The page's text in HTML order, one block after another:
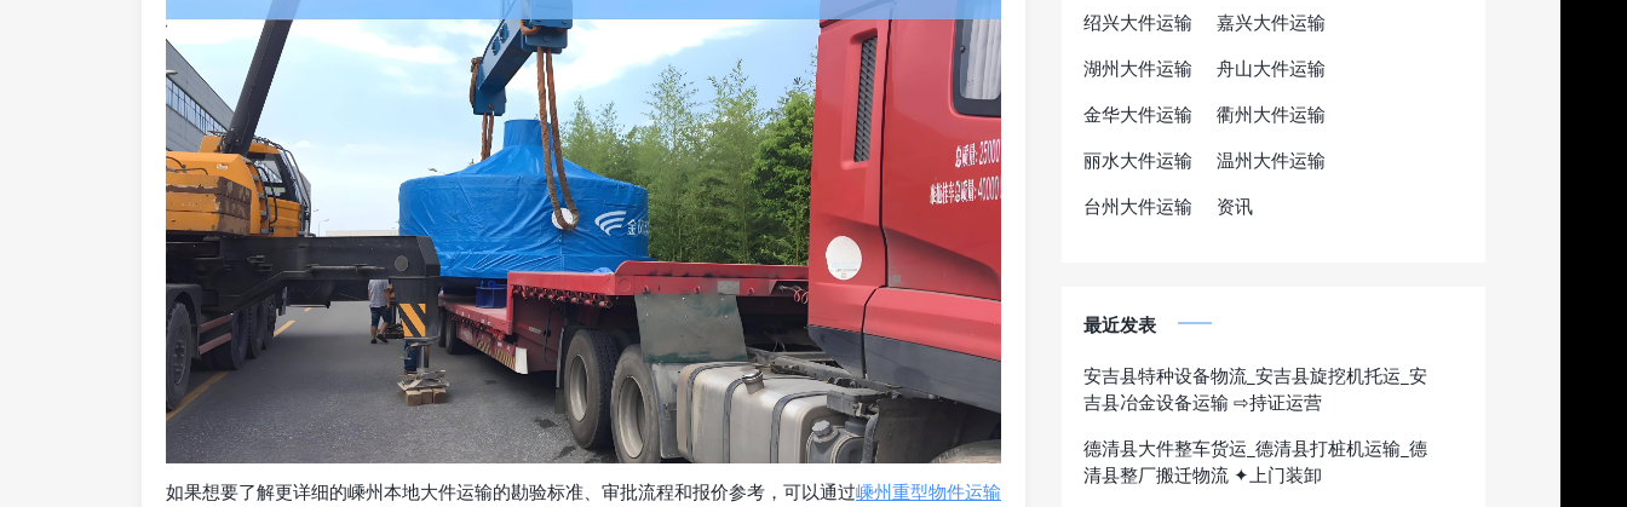
如果想要了解更详细的嵊州本地大件运输的勘验标准、审批流程和报价参考，可以通过嵊州重型物件运输
绍兴大件运输
嘉兴大件运输
湖州大件运输
舟山大件运输
金华大件运输
衢州大件运输
丽水大件运输
温州大件运输
台州大件运输
资讯
最近发表
安吉县特种设备物流_安吉县旋挖机托运_安
吉县冶金设备运输 ⇨持证运营
德清县大件整车货运_德清县打桩机运输_德
清县整厂搬迁物流 ✦上门装卸